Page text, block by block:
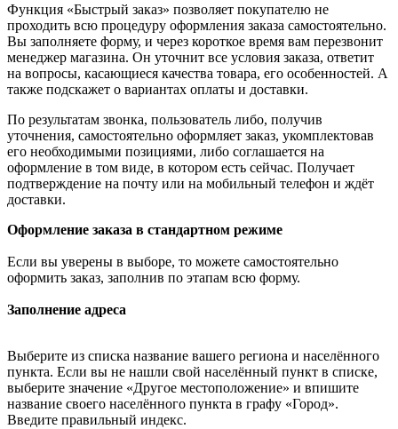
Функция «Быстрый заказ» позволяет покупателю не
проходить всю процедуру оформления заказа самостоятельно.
Вы заполняете форму, и через короткое время вам перезвонит
менеджер магазина. Он уточнит все условия заказа, ответит
на вопросы, касающиеся качества товара, его особенностей. А
также подскажет о вариантах оплаты и доставки.
По результатам звонка, пользователь либо, получив
уточнения, самостоятельно оформляет заказ, укомплектовав
его необходимыми позициями, либо соглашается на
оформление в том виде, в котором есть сейчас. Получает
подтверждение на почту или на мобильный телефон и ждёт
доставки.
Оформление заказа в стандартном режиме
Если вы уверены в выборе, то можете самостоятельно
оформить заказ, заполнив по этапам всю форму.
Заполнение адреса
Выберите из списка название вашего региона и населённого
пункта. Если вы не нашли свой населённый пункт в списке,
выберите значение «Другое местоположение» и впишите
название своего населённого пункта в графу «Город».
Введите правильный индекс.